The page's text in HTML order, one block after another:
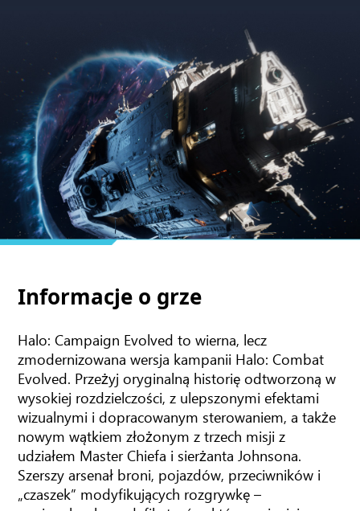
Informacje o grze
Halo: Campaign Evolved to wierna, lecz
zmodernizowana wersja kampanii Halo: Combat
Evolved. Przeżyj oryginalną historię odtworzoną w
wysokiej rozdzielczości, z ulepszonymi efektami
wizualnymi i dopracowanym sterowaniem, a także
nowym wątkiem złożonym z trzech misji z
udziałem Master Chiefa i sierżanta Johnsona.
Szerszy arsenał broni, pojazdów, przeciwników i
„czaszek” modyfikujących rozgrywkę –